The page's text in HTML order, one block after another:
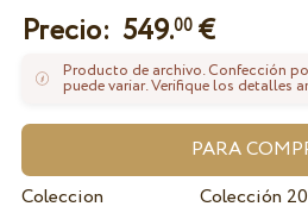
Precio: 549.00€
Producto de archivo. Confección
puede variar. Verifique los detalles
Coleccion
Colección